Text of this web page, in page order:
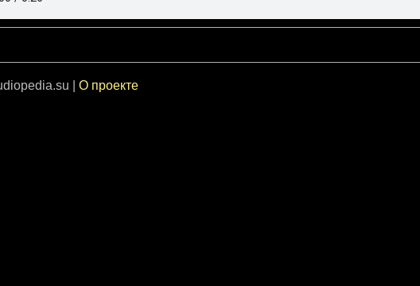
| О проекте